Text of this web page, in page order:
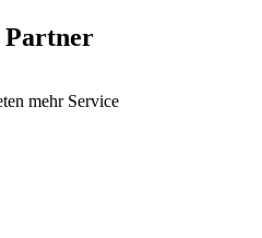
Partner
mehr Service